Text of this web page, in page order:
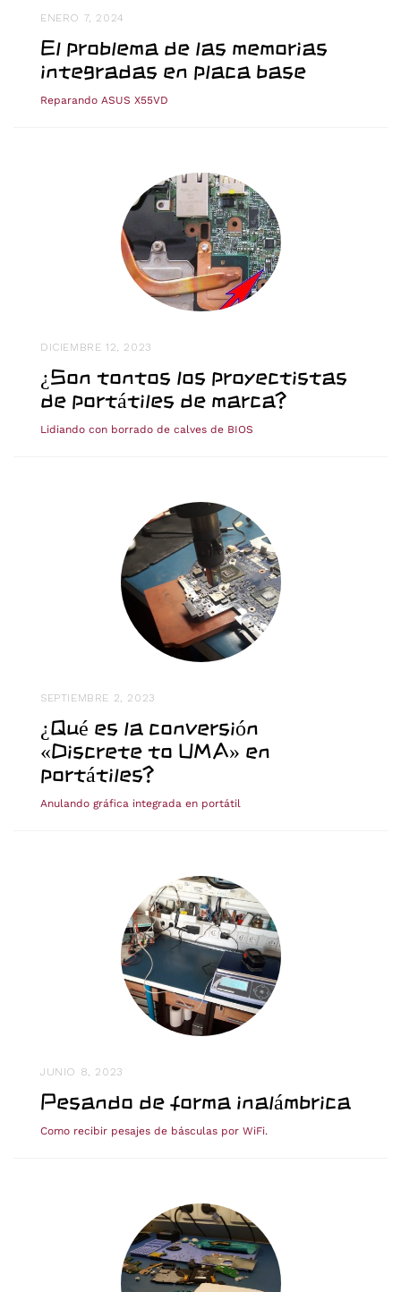
ENERO 7, 2024
El problema de las memorias
integradas en placa base
Reparando ASUS X55VD
DICIEMBRE 12, 2023
¿Son tontos los proyectistas
de portátiles de marca?
Lidiando con borrado de calves de BIOS
SEPTIEMBRE 2, 2023
¿Qué es la conversión
«Discrete to UMA» en
portátiles?
Anulando gráfica integrada en portátil
JUNIO 8, 2023
Pesando de forma inalámbrica
Como recibir pesajes de básculas por WiFi.